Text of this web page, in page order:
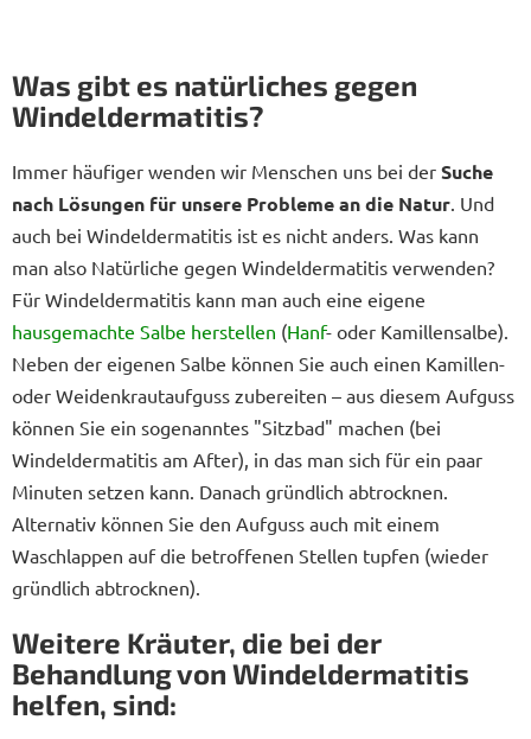
Was gibt es natürliches gegen
Windeldermatitis?
Immer häufiger wenden wir Menschen uns bei der Suche
nach Lösungen für unsere Probleme an die Natur. Und
auch bei Windeldermatitis ist es nicht anders. Was kann
man also Natürliche gegen Windeldermatitis verwenden?
Für Windeldermatitis kann man auch eine eigene
hausgemachte Salbe herstellen (Hanf- oder Kamillensalbe).
Neben der eigenen Salbe können Sie auch einen Kamillen-
oder Weidenkrautaufguss zubereiten – aus diesem Aufguss
können Sie ein sogenanntes "Sitzbad" machen (bei
Windeldermatitis am After), in das man sich für ein paar
Minuten setzen kann. Danach gründlich abtrocknen.
Alternativ können Sie den Aufguss auch mit einem
Waschlappen auf die betroffenen Stellen tupfen (wieder
gründlich abtrocknen).
Weitere Kräuter, die bei der
Behandlung von Windeldermatitis
helfen, sind: